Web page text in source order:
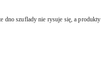
dno szuflady nie rysuje się, a produkty